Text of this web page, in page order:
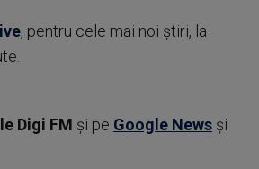
, pentru cele mai noi știri, la
Digi FM şi pe Google News şi